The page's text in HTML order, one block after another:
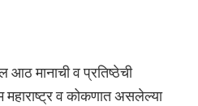
आठ मानाची व प्रतिष्ठेची
व कोकणात असलेल्या